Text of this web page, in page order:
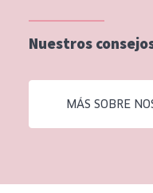
Piel menopáusica
EDAD
Nuestros
MÁS SOBRE